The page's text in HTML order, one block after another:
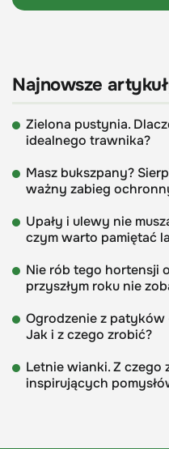
Najnowsze
Zielona pustynia.
idealnego trawnika?
Masz bukszpany?
ważny zabieg
Upały i ulewy nie
czym warto pamiętać
Nie rób tego hortensji
przyszłym roku nie
Ogrodzenie z
Jak i z czego zrobić?
Letnie wianki. Z czego
inspirujących